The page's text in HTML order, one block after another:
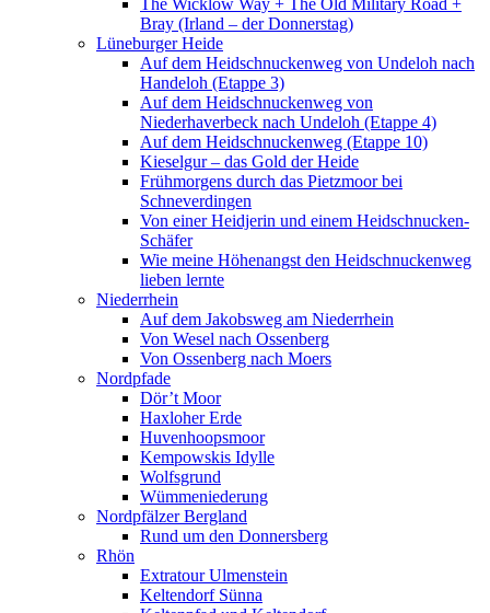
The Wicklow Way + The Old Military Road +
Bray (Irland – der Donnerstag)
Lüneburger Heide
Auf dem Heidschnuckenweg von Undeloh nach
Handeloh (Etappe 3)
Auf dem Heidschnuckenweg von
Niederhaverbeck nach Undeloh (Etappe 4)
Auf dem Heidschnuckenweg (Etappe 10)
Kieselgur – das Gold der Heide
Frühmorgens durch das Pietzmoor bei
Schneverdingen
Von einer Heidjerin und einem Heidschnucken-
Schäfer
Wie meine Höhenangst den Heidschnuckenweg
lieben lernte
Niederrhein
Auf dem Jakobsweg am Niederrhein
Von Wesel nach Ossenberg
Von Ossenberg nach Moers
Nordpfade
Dör’t Moor
Haxloher Erde
Huvenhoopsmoor
Kempowskis Idylle
Wolfsgrund
Wümmeniederung
Nordpfälzer Bergland
Rund um den Donnersberg
Rhön
Extratour Ulmenstein
Keltendorf Sünna